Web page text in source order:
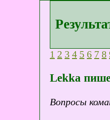
1 2 3 4 5 6 7 8
Lekka
Вопросы